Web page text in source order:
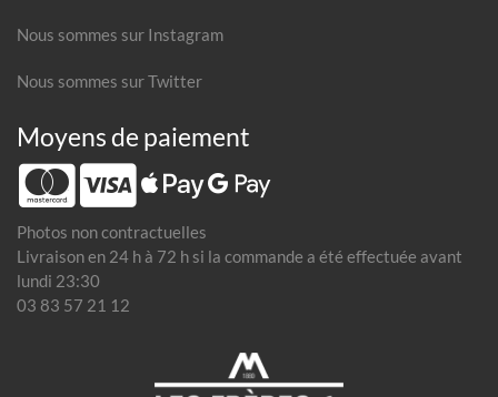
Nous sommes sur Instagram
Nous sommes sur Twitter
Moyens de paiement
Photos non contractuelles
Livraison en 24 h à 72 h si la commande a été effectuée avant
lundi 23:30
03 83 57 21 12